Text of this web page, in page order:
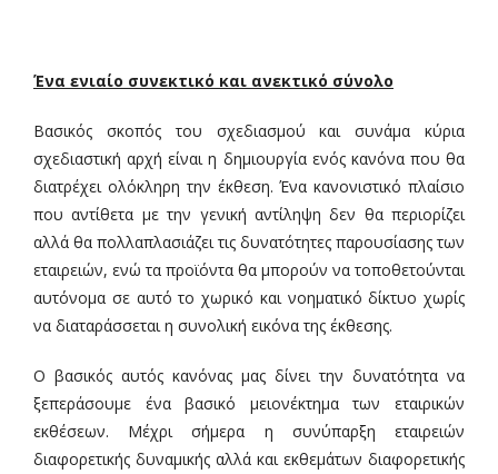
Ένα ενιαίο συνεκτικό και ανεκτικό σύνολο
Βασικός σκοπός του σχεδιασμού και συνάμα κύρια
σχεδιαστική αρχή είναι η δημιουργία ενός κανόνα που θα
διατρέχει ολόκληρη την έκθεση. Ένα κανονιστικό πλαίσιο
που αντίθετα με την γενική αντίληψη δεν θα περιορίζει
αλλά θα πολλαπλασιάζει τις δυνατότητες παρουσίασης των
εταιρειών, ενώ τα προϊόντα θα μπορούν να τοποθετούνται
αυτόνομα σε αυτό το χωρικό και νοηματικό δίκτυο χωρίς
να διαταράσσεται η συνολική εικόνα της έκθεσης.
Ο βασικός αυτός κανόνας μας δίνει την δυνατότητα να
ξεπεράσουμε ένα βασικό μειονέκτημα των εταιρικών
εκθέσεων. Μέχρι σήμερα η συνύπαρξη εταιρειών
διαφορετικής δυναμικής αλλά και εκθεμάτων διαφορετικής